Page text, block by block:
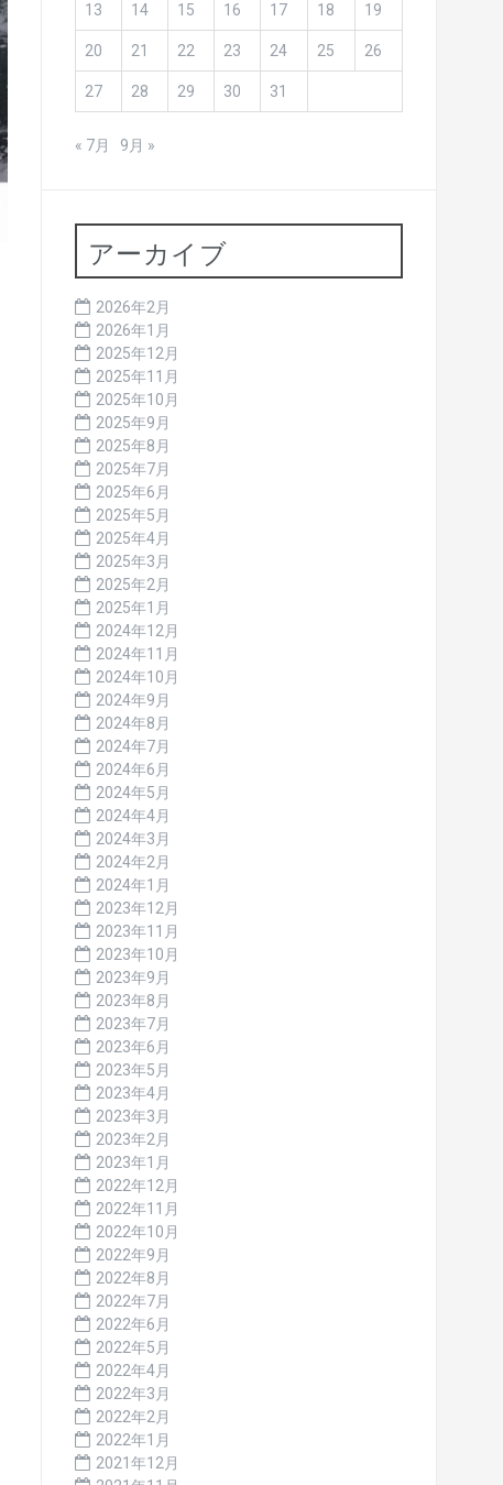
13 14 15 16 17 18 19
20 21 22 23 24 25 26
27 28 29 30 31
« 7月 9月 »
アーカイブ
2026年2月
2026年1月
2025年12月
2025年11月
2025年10月
2025年9月
2025年8月
2025年7月
2025年6月
2025年5月
2025年4月
2025年3月
2025年2月
2025年1月
2024年12月
2024年11月
2024年10月
2024年9月
2024年8月
2024年7月
2024年6月
2024年5月
2024年4月
2024年3月
2024年2月
2024年1月
2023年12月
2023年11月
2023年10月
2023年9月
2023年8月
2023年7月
2023年6月
2023年5月
2023年4月
2023年3月
2023年2月
2023年1月
2022年12月
2022年11月
2022年10月
2022年9月
2022年8月
2022年7月
2022年6月
2022年5月
2022年4月
2022年3月
2022年2月
2022年1月
2021年12月